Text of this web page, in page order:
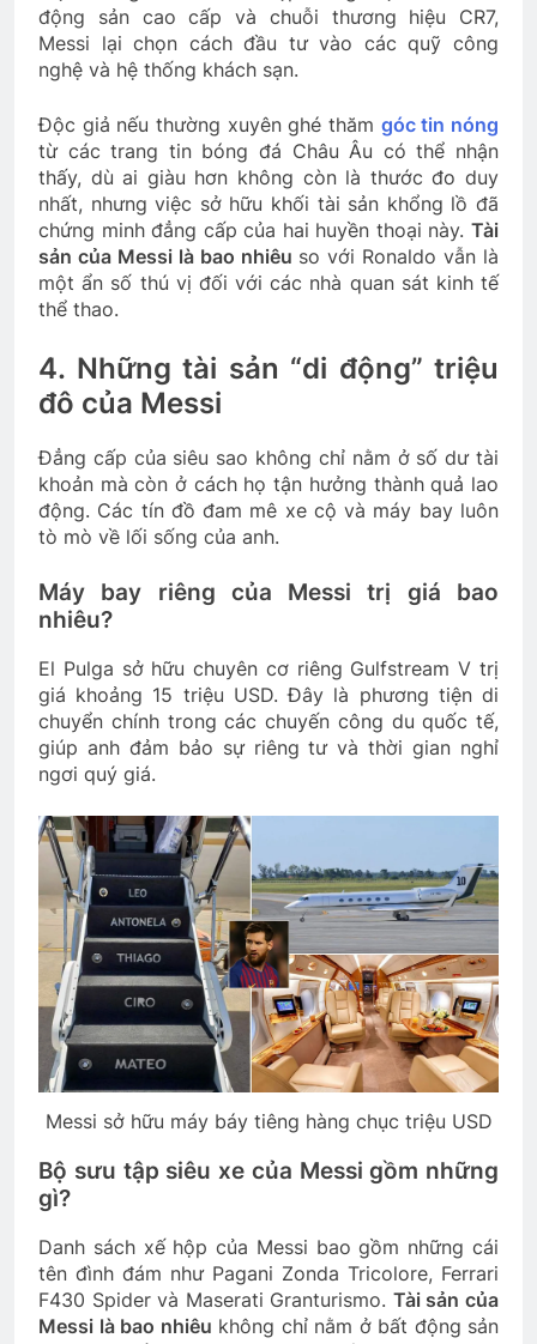
động sản cao cấp và chuỗi thương hiệu CR7,
Messi lại chọn cách đầu tư vào các quỹ công
nghệ và hệ thống khách sạn.
Độc giả nếu thường xuyên ghé thăm góc tin nóng
từ các trang tin bóng đá Châu Âu có thể nhận
thấy, dù ai giàu hơn không còn là thước đo duy
nhất, nhưng việc sở hữu khối tài sản khổng lồ đã
chứng minh đẳng cấp của hai huyền thoại này. Tài
sản của Messi là bao nhiêu so với Ronaldo vẫn là
một ẩn số thú vị đối với các nhà quan sát kinh tế
thể thao.
4. Những tài sản “di động” triệu
đô của Messi
Đẳng cấp của siêu sao không chỉ nằm ở số dư tài
khoản mà còn ở cách họ tận hưởng thành quả lao
động. Các tín đồ đam mê xe cộ và máy bay luôn
tò mò về lối sống của anh.
Máy bay riêng của Messi trị giá bao
nhiêu?
El Pulga sở hữu chuyên cơ riêng Gulfstream V trị
giá khoảng 15 triệu USD. Đây là phương tiện di
chuyển chính trong các chuyến công du quốc tế,
giúp anh đảm bảo sự riêng tư và thời gian nghỉ
ngơi quý giá.
Messi sở hữu máy báy tiêng hàng chục triệu USD
Bộ sưu tập siêu xe của Messi gồm những
gì?
Danh sách xế hộp của Messi bao gồm những cái
tên đình đám như Pagani Zonda Tricolore, Ferrari
F430 Spider và Maserati Granturismo. Tài sản của
Messi là bao nhiêu không chỉ nằm ở bất động sản